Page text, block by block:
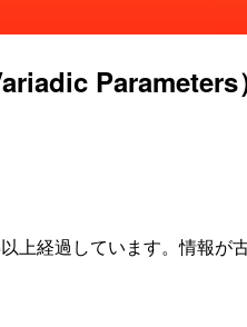
Parameters
上経過しています。情報が